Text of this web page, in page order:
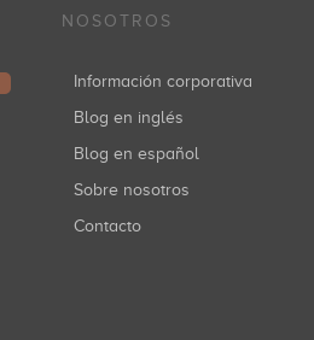
NOSOTROS
Información corporativa
Blog en inglés
Blog en español
Sobre nosotros
Contacto